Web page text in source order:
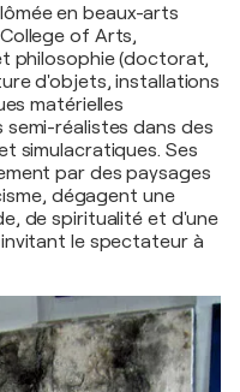
en beaux-arts
of Arts,
philosophie (doctorat,
d'objets, installations
matérielles
réalistes dans des
simulacratiques. Ses
par des paysages
dégagent une
de spiritualité et d'une
le spectateur à